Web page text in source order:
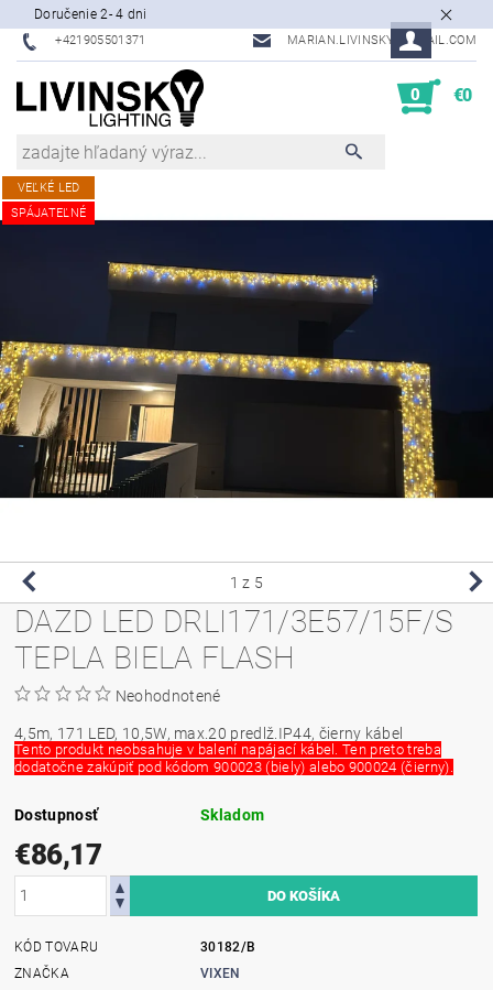
Doručenie 2- 4 dni
+421905501371 MARIAN.LIVINSKY@GMAIL.COM
0 €0
VEĽKÉ LED
SPÁJATEĽNÉ
1 z 5
DAZD LED DRLI171/3E57/15F/S
TEPLA BIELA FLASH
Neohodnotené
4,5m, 171 LED, 10,5W, max.20 predlž.IP44, čierny kábel
Tento produkt neobsahuje v balení napájací kábel. Ten preto treba
dodatočne zakúpiť pod kódom 900023 (biely) alebo 900024 (čierny).
Dostupnosť Skladom
€86,17
KÓD TOVARU
30182/B
ZNAČKA
VIXEN